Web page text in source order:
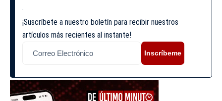
¡Suscríbete a nuestro boletín para recibir nuestros
artículos más recientes al instante!
Inscríbeme